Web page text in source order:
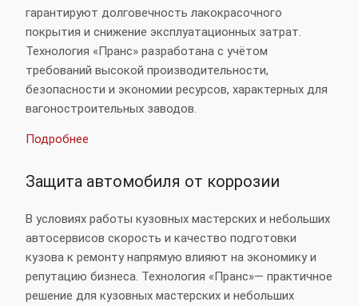
гарантируют долговечность лакокрасочного
покрытия и снижение эксплуатационных затрат.
Технология «Пранс» разработана с учётом
требований высокой производительности,
безопасности и экономии ресурсов, характерных для
вагоностроительных заводов.
Подробнее
Защита автомобиля от коррозии
В условиях работы кузовных мастерских и небольших
автосервисов скорость и качество подготовки
кузова к ремонту напрямую влияют на экономику и
репутацию бизнеса. Технология «Пранс»— практичное
решение для кузовных мастерских и небольших